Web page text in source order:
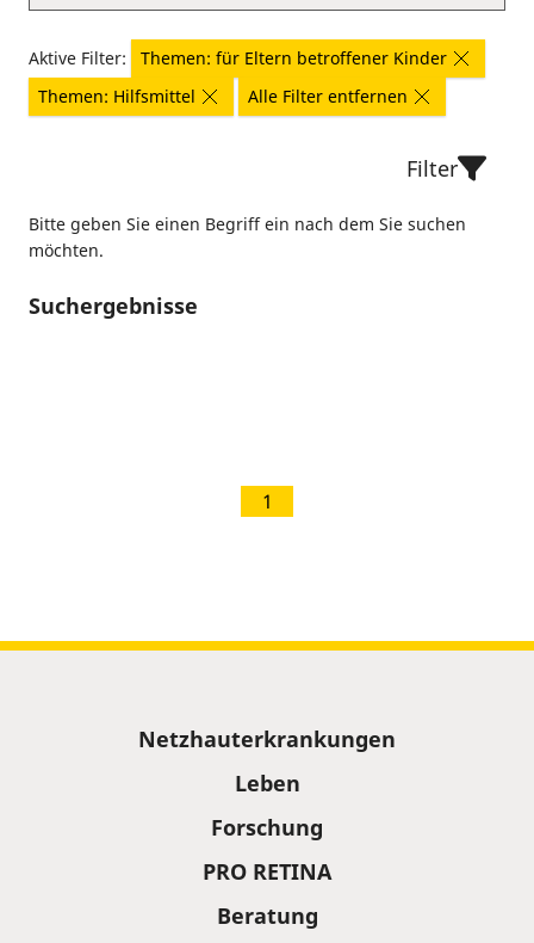
Aktive Filter:
Themen: für Eltern betroffener Kinder
Themen: Hilfsmittel
Alle Filter entfernen
Filter
Bitte geben Sie einen Begriff ein nach dem Sie suchen
möchten.
Suchergebnisse
1
Netzhauterkrankungen
Leben
Forschung
PRO RETINA
Beratung